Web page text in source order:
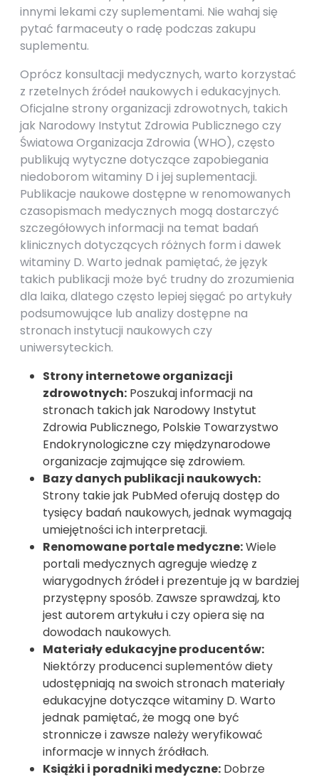
innymi lekami czy suplementami. Nie wahaj się
pytać farmaceuty o radę podczas zakupu
suplementu.
Oprócz konsultacji medycznych, warto korzystać
z rzetelnych źródeł naukowych i edukacyjnych.
Oficjalne strony organizacji zdrowotnych, takich
jak Narodowy Instytut Zdrowia Publicznego czy
Światowa Organizacja Zdrowia (WHO), często
publikują wytyczne dotyczące zapobiegania
niedoborom witaminy D i jej suplementacji.
Publikacje naukowe dostępne w renomowanych
czasopismach medycznych mogą dostarczyć
szczegółowych informacji na temat badań
klinicznych dotyczących różnych form i dawek
witaminy D. Warto jednak pamiętać, że język
takich publikacji może być trudny do zrozumienia
dla laika, dlatego często lepiej sięgać po artykuły
podsumowujące lub analizy dostępne na
stronach instytucji naukowych czy
uniwersyteckich.
Strony internetowe organizacji
zdrowotnych: Poszukaj informacji na
stronach takich jak Narodowy Instytut
Zdrowia Publicznego, Polskie Towarzystwo
Endokrynologiczne czy międzynarodowe
organizacje zajmujące się zdrowiem.
Bazy danych publikacji naukowych:
Strony takie jak PubMed oferują dostęp do
tysięcy badań naukowych, jednak wymagają
umiejętności ich interpretacji.
Renomowane portale medyczne:Wiele
portali medycznych agreguje wiedzę z
wiarygodnych źródeł i prezentuje ją w bardziej
przystępny sposób. Zawsze sprawdzaj, kto
jest autorem artykułu i czy opiera się na
dowodach naukowych.
Materiały edukacyjne producentów:
Niektórzy producenci suplementów diety
udostępniają na swoich stronach materiały
edukacyjne dotyczące witaminy D. Warto
jednak pamiętać, że mogą one być
stronnicze i zawsze należy weryfikować
informacje w innych źródłach.
Książki i poradniki medyczne: Dobrze